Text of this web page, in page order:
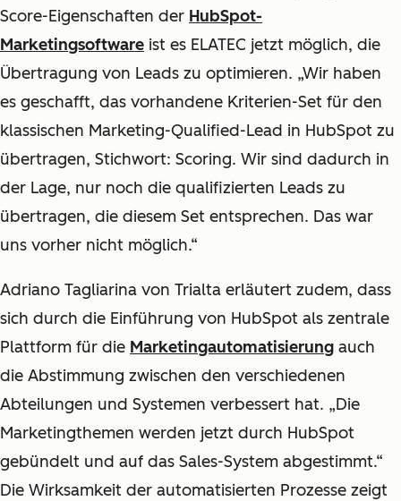
Score-Eigenschaften der HubSpot-
Marketingsoftware ist es ELATEC jetzt möglich, die
Übertragung von Leads zu optimieren. „Wir haben
es geschafft, das vorhandene Kriterien-Set für den
klassischen Marketing-Qualified-Lead in HubSpot zu
übertragen, Stichwort: Scoring. Wir sind dadurch in
der Lage, nur noch die qualifizierten Leads zu
übertragen, die diesem Set entsprechen. Das war
uns vorher nicht möglich.“
Adriano Tagliarina von Trialta erläutert zudem, dass
sich durch die Einführung von HubSpot als zentrale
Plattform für die Marketingautomatisierung auch
die Abstimmung zwischen den verschiedenen
Abteilungen und Systemen verbessert hat. „Die
Marketingthemen werden jetzt durch HubSpot
gebündelt und auf das Sales-System abgestimmt.“
Die Wirksamkeit der automatisierten Prozesse zeigt